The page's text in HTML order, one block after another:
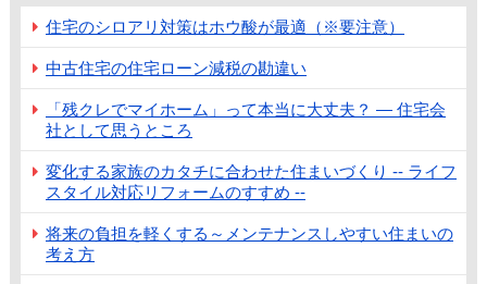
住宅のシロアリ対策はホウ酸が最適（※要注意）
中古住宅の住宅ローン減税の勘違い
「残クレでマイホーム」って本当に大丈夫？ ― 住宅会
社として思うところ
変化する家族のカタチに合わせた住まいづくり -- ライフ
スタイル対応リフォームのすすめ --
将来の負担を軽くする～メンテナンスしやすい住まいの
考え方